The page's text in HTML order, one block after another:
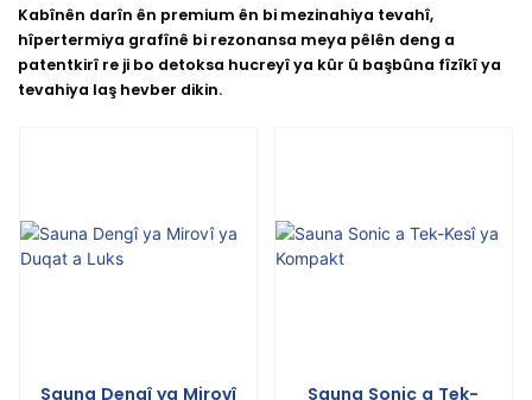
Kabînên darîn ên premium ên bi mezinahiya tevahî,
hîpertermiya grafînê bi rezonansa meya pêlên deng a
patentkirî re ji bo detoksa hucreyî ya kûr û başbûna fîzîkî ya
tevahiya laş hevber dikin.
Sauna Dengî ya Mirovî
Sauna Sonic a Tek-